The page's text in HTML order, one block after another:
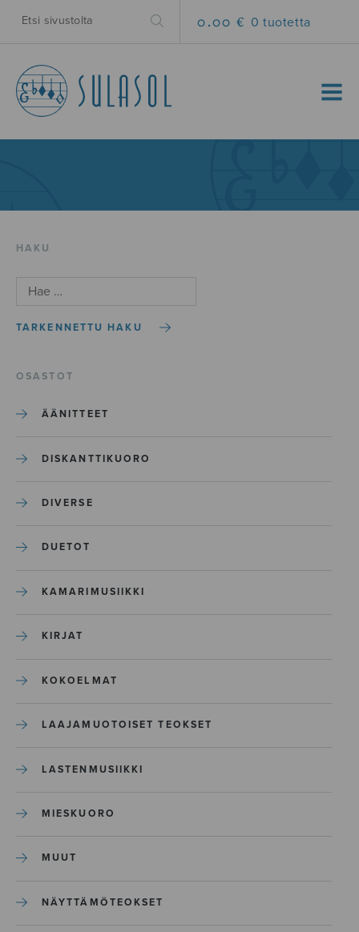
0.00 € 0 tuotetta
MENU
HAKU
TARKENNETTU HAKU
OSASTOT
ÄÄNITTEET
DISKANTTIKUORO
DIVERSE
DUETOT
KAMARIMUSIIKKI
KIRJAT
KOKOELMAT
LAAJAMUOTOISET TEOKSET
LASTENMUSIIKKI
MIESKUORO
MUUT
NÄYTTÄMÖTEOKSET